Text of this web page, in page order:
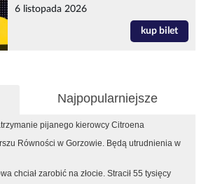
6 listopada 2026
kup bilet
Najpopularniejsze
pijanego kierowcy Citroena
Równości w Gorzowie. Będą utrudnienia w
chciał zarobić na złocie. Stracił 55 tysięcy